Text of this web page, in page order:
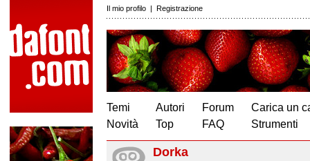
Il mio profilo | Registrazione
Temi
Novità
Autori
Top
Forum
FAQ
Carica un
Strumenti
Dorka